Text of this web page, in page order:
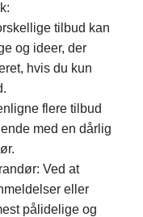
tilbud kan
og ideer, der
hvis du kun
flere tilbud
med en dårlig
Ved at
eller
pålidelige og